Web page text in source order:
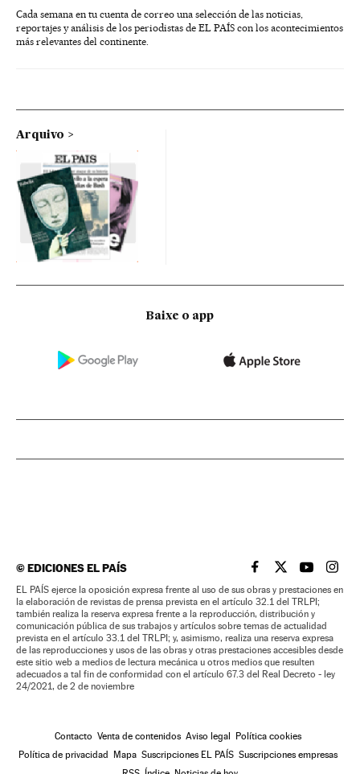
Cada semana en tu cuenta de correo una selección de las noticias,
reportajes y análisis de los periodistas de EL PAÍS con los acontecimientos
más relevantes del continente.
Arquivo
Baixe o app
©EDICIONES EL PAÍS EL PAÍS BRASIL EN
EL PAÍSEL PAÍS
EL
EL PAÍS ejerce la oposición expresa frente al uso de sus obras y prestaciones en
la elaboración de revistas de prensa prevista en el artículo 32.1 del TRLPI;
también realiza la reserva expresa frente a la reproducción, distribución y
comunicación pública de sus trabajos y artículos sobre temas de actualidad
prevista en el artículo 33.1 del TRLPI; y, asimismo, realiza una reserva expresa
de las reproducciones y usos de las obras y otras prestaciones accesibles desde
este sitio web a medios de lectura mecánica u otros medios que resulten
adecuados a tal fin de conformidad con el artículo 67.3 del Real Decreto - ley
24/2021, de 2 de noviembre
Contacto Venta de contenidos Aviso legal
Política cookies
Política de privacidad
Mapa Suscripciones EL PAÍS Suscripciones empresas